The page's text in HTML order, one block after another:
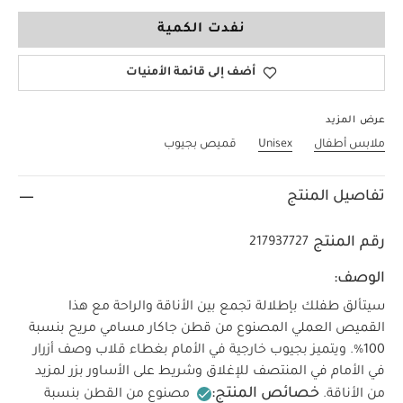
نفدت الكمية
أضف إلى قائمة الأمنيات
عرض المزيد
ملابس أطفال Unisex قميص بجيوب
تفاصيل المنتج
رقم المنتج 217937727
الوصف:
سيتألق طفلك بإطلالة تجمع بين الأناقة والراحة مع هذا
القميص العملي المصنوع من قطن جاكار مسامي مريح بنسبة
100‏‏%‏‏. ويتميز بجيوب خارجية في الأمام بغطاء قلاب وصف أزرار
في الأمام في المنتصف للإغلاق وشريط على الأساور بزر لمزيد
من الأناقة. خصائص المنتج:
مصنوع من القطن بنسبة